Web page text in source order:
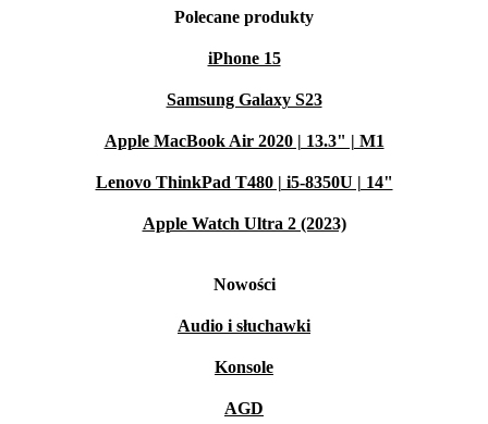
Polecane produkty
iPhone 15
Samsung Galaxy S23
Apple MacBook Air 2020 | 13.3" | M1
Lenovo ThinkPad T480 | i5-8350U | 14"
Apple Watch Ultra 2 (2023)
Nowości
Audio i słuchawki
Konsole
AGD